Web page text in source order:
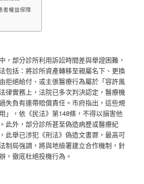
者權益保障
，部分診所利用訴訟時間差與舉證困難，
包括：將診所資產轉移至親屬名下、更換
拒絕給付、或主張醫療行為屬於「容許風
律實務上，法院已多次判決認定，醫療機
失負有連帶賠償責任。市府指出，這些規
」，依《民法》第148條，不得以損害他
此外，部分診所甚至偽造病歷或醫療紀
此舉已涉犯《刑法》偽造文書罪，最高可
制局強調，將與地檢署建立合作機制，針
，徹底杜絕投機行為。